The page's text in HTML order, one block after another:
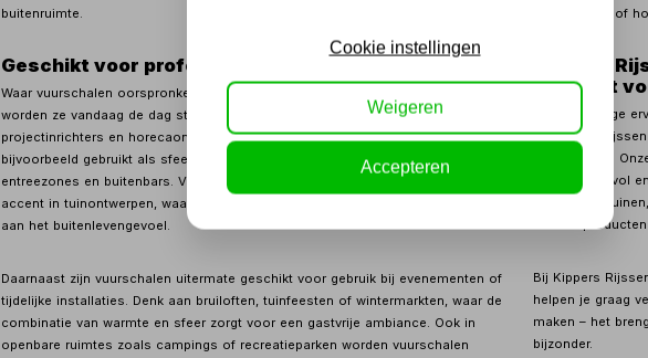
buitenruimte.
Geschikt voor professioneel en particulier gebruik
Waar vuurschalen oorspronkelijk vooral populair waren bij tuinliefhebbers,
worden ze vandaag de dag steeds vaker ingezet door hoveniers,
projectinrichters en horecaondernemers. In de horeca worden vuurschalen
bijvoorbeeld gebruikt als sfeerelement op terrassen, of als blikvanger bij
entreezones en buitenbars. Voor hoveniers bieden vuurschalen een stijlvol
accent in tuinontwerpen, waarbij het vuur zowel visueel als functioneel bijdraagt
aan het buitenlevengevoel.
Daarnaast zijn vuurschalen uitermate geschikt voor gebruik bij evenementen of
tijdelijke installaties. Denk aan bruiloften, tuinfeesten of wintermarkten, waar de
combinatie van warmte en sfeer zorgt voor een gastvrije ambiance. Ook in
openbare ruimtes zoals campings of recreatieparken worden vuurschalen
groensector of
Kippers
kwaliteit
Met jarenlange
is Kippers
buitenruimte.
robuust, stijlvol
particuliere
leveren
Bij Kippers
helpen je graag
maken – het
bijzonder.
Cookie instellingen
Weigeren
Accepteren